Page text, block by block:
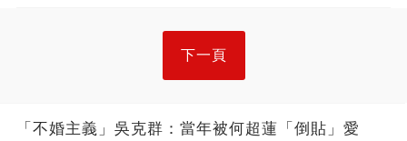
下一頁
「不婚主義」吳克群：當年被何超蓮「倒貼」愛